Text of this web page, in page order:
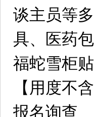
谈主员等
具、医药
福蛇雪柜
【用度不
报名询查